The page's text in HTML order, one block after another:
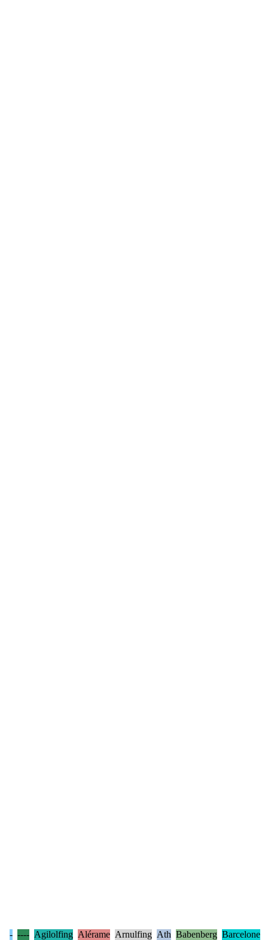
- ---- Agilolfing Alérame Arnulfing Ath Babenberg Barcelone